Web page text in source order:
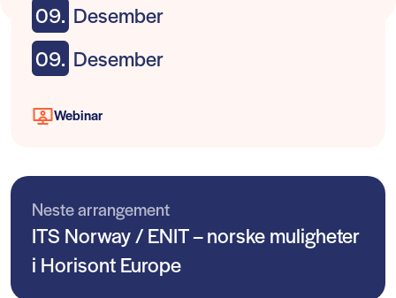
09. Desember
09. Desember
Webinar
Neste arrangement
ITS Norway / ENIT – norske muligheter
i Horisont Europe